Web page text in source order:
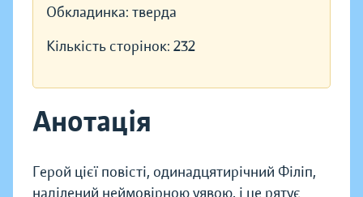
Обкладинка: тверда
Кількість сторінок: 232
Анотація
Герой цієї повісті, одинадцятирічний Філіп,
наділений неймовірною уявою, і це рятує